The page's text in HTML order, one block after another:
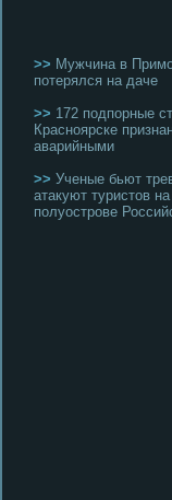
>> Мужчина в
потерялся на даче
>> 172 подпорные
Красноярске
аварийными
>> Ученые бьют
атакуют туристов на
полуострове